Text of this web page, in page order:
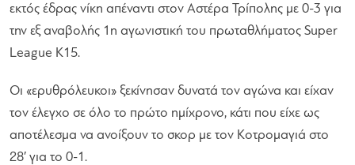
εκτός έδρας νίκη απέναντι στον Αστέρα Τρίπολης με 0-3 για
την εξ αναβολής 1η αγωνιστική του πρωταθλήματος Super
League Κ15.
Οι «ερυθρόλευκοι» ξεκίνησαν δυνατά τον αγώνα και είχαν
τον έλεγχο σε όλο το πρώτο ημίχρονο, κάτι που είχε ως
αποτέλεσμα να ανοίξουν το σκορ με τον Κοτρομαγιά στο
28′ για το 0-1.